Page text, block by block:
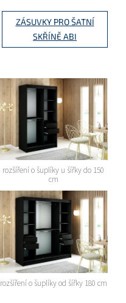
ZÁSUVKY PRO ŠATNÍ
SKŘÍNĚ ABI
rozšíření o šuplíky u šířky do 150
cm
rozšíření o šuplíky od šířky 180 cm